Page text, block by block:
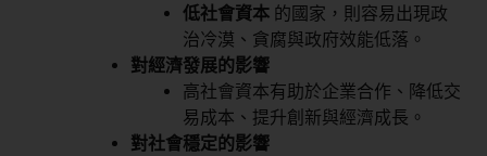
低社會資本 的國家，則容易出現政
治冷漠、貪腐與政府效能低落。
對經濟發展的影響
高社會資本有助於企業合作、降低交
易成本、提升創新與經濟成長。
對社會穩定的影響